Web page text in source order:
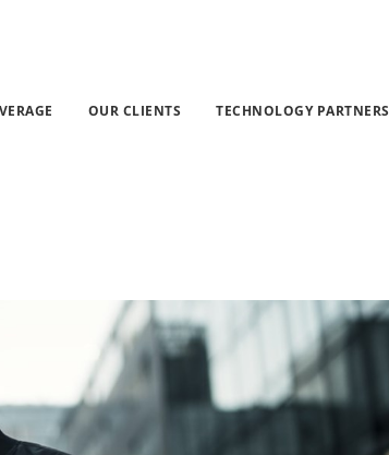
OUR CLIENTS TECHNOLOGY PARTNERS